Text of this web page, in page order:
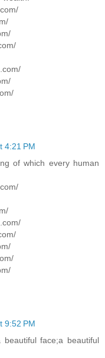
4:21 PM
of which every human
9:52 PM
face;a beautiful